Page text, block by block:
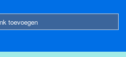
toevoegen